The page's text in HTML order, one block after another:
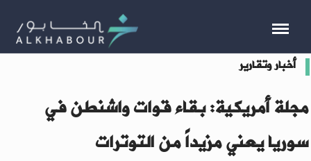
أخبار وتقارير
مجلة أمريكية: بقاء قوات واشنطن في
سوريا يعني مزيداً من التوترات